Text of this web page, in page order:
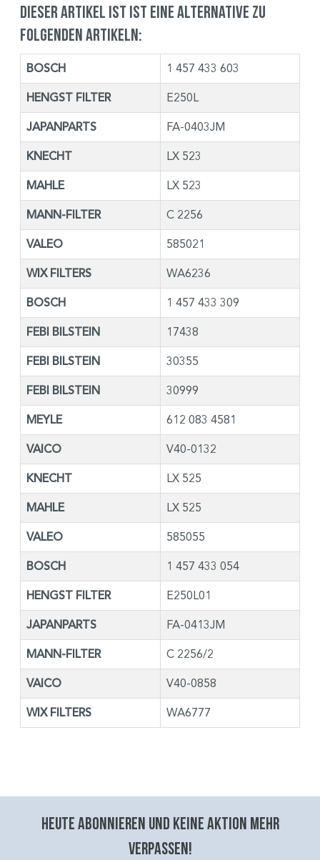
Dieser Artikel ist ist eine Alternative zu
folgenden Artikeln:
BOSCH 1 457 433 603
HENGST FILTER E250L
JAPANPARTS FA-0403JM
KNECHT LX 523
MAHLE LX 523
MANN-FILTER C 2256
VALEO 585021
WIX FILTERS WA6236
BOSCH 1 457 433 309
FEBI BILSTEIN 17438
FEBI BILSTEIN 30355
FEBI BILSTEIN 30999
MEYLE 612 083 4581
VAICO V40-0132
KNECHT LX 525
MAHLE LX 525
VALEO 585055
BOSCH 1 457 433 054
HENGST FILTER E250L01
JAPANPARTS FA-0413JM
MANN-FILTER C 2256/2
VAICO V40-0858
WIX FILTERS WA6777
Heute abonnieren und keine aktion mehr
verpassen!